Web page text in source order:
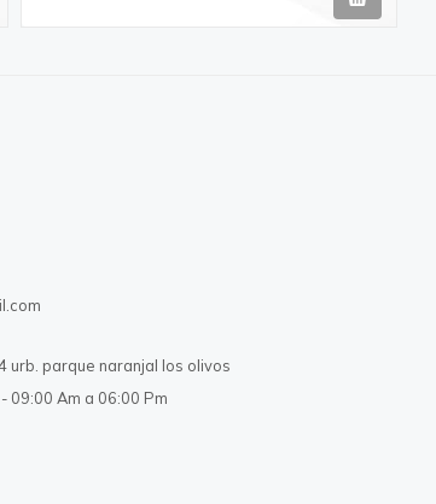
urb. parque naranjal los olivos
09:00 Am a 06:00 Pm